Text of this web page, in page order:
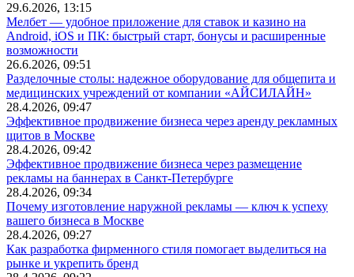
29.6.2026, 13:15
Мелбет — удобное приложение для ставок и казино на
Android, iOS и ПК: быстрый старт, бонусы и расширенные
возможности
26.6.2026, 09:51
Разделочные столы: надежное оборудование для общепита и
медицинских учреждений от компании «АЙСИЛАЙН»
28.4.2026, 09:47
Эффективное продвижение бизнеса через аренду рекламных
щитов в Москве
28.4.2026, 09:42
Эффективное продвижение бизнеса через размещение
рекламы на баннерах в Санкт-Петербурге
28.4.2026, 09:34
Почему изготовление наружной рекламы — ключ к успеху
вашего бизнеса в Москве
28.4.2026, 09:27
Как разработка фирменного стиля помогает выделиться на
рынке и укрепить бренд